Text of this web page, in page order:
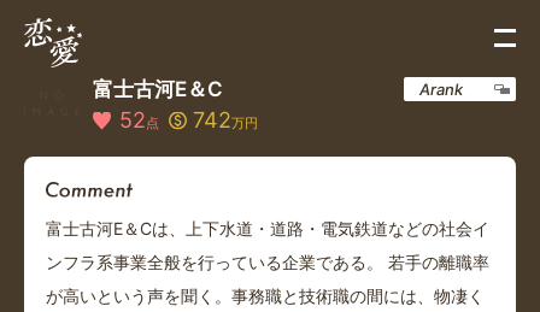
富士古河E＆C
52点 742万円
Arank
富士古河E＆Cは、上下水道・道路・電気鉄道などの社会イ
ンフラ系事業全般を行っている企業である。 若手の離職率
が高いという声を聞く。事務職と技術職の間には、物凄く